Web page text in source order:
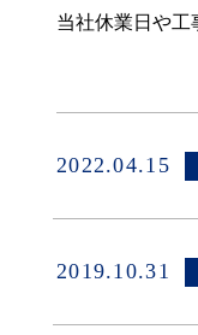
当社休業日や工
2022.04.15
2019.10.31